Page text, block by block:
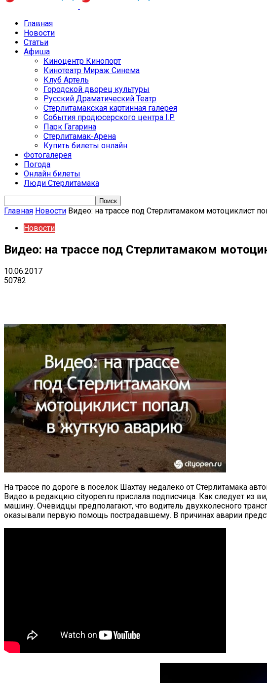
Главная
Новости
Статьи
Афиша
Киноцентр Кинопорт
Кинотеатр Мираж Синема
Клуб Артель
Городской дворец культуры
Русский Драматический Театр
Стерлитамакская картинная галерея
События продюсерского центра I.P.
Парк Гагарина
Стерлитамак-Арена
Купить билеты онлайн
Фотогалерея
Погода
Онлайн билеты
Люди Стерлитамака
Главная Новости Видео: на трассе под Стерлитамаком мотоциклист
Новости
Видео: на трассе под Стерлитамаком
10.06.2017
50782
На трассе по дороге в поселок Шахтау недалеко от Стерлитамака
Видео в редакцию cityopen.ru прислала подписчица. Как следует из
машину. Очевидцы предполагают, что водитель двухколесного
оказывали первую помощь пострадавшему. В причинах аварии